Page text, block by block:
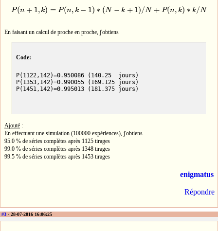
P(n + 1, k) = P(n, k − 1) ∗ (N − k + 1)/N + P(n, k) ∗ k/N
P(n+1,k )= P(n ,k − 1) ∗(N −k+ 1) N+P (n,k)∗k/N
En faisant un calcul de proche en proche, j'obtiens
Code:
P(1122,142)=0.950086 (140.25  jours)
P(1353,142)=0.990055 (169.125 jours)
P(1451,142)=0.995013 (181.375 jours)
Ajouté :
En effectuant une simulation (100000 expériences), j'obtiens
95.0 % de séries complètes après 1125 tirages
99.0 % de séries complètes après 1348 tirages
99.5 % de séries complètes après 1453 tirages
enigmatus
Répondre
#3 - 28-07-2016 16:06:25